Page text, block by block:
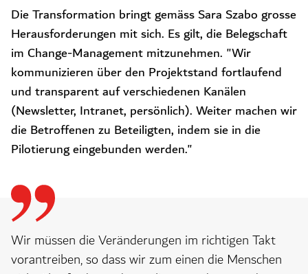
Die Transformation bringt gemäss Sara Szabo grosse
Herausforderungen mit sich. Es gilt, die Belegschaft
im Change-Management mitzunehmen. "Wir
kommunizieren über den Projektstand fortlaufend
und transparent auf verschiedenen Kanälen
(Newsletter, Intranet, persönlich). Weiter machen wir
die Betroffenen zu Beteiligten, indem sie in die
Pilotierung eingebunden werden."
Wir müssen die Veränderungen im richtigen Takt
vorantreiben, so dass wir zum einen die Menschen